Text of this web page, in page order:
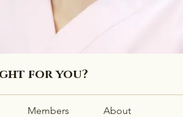
for you?
Members About